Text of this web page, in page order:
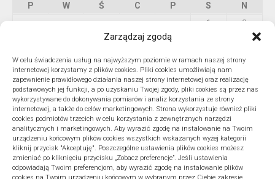
Zarządzaj zgodą
W celu świadczenia usług na najwyższym poziomie w ramach naszej strony
internetowej korzystamy z plików cookies. Pliki cookies umożliwiają nam
zapewnienie prawidłowego działania naszej strony internetowej oraz realizację
podstawowych jej funkcji, a po uzyskaniu Twojej zgody, pliki cookies są przez nas
wykorzystywane do dokonywania pomiarów i analiz korzystania ze strony
internetowej, a także do celów marketingowych. Strona wykorzystuje również pliki
cookies podmiotów trzecich w celu korzystania z zewnętrznych narzędzi
analitycznych i marketingowych. Aby wyrazić zgodę na instalowanie na Twoim
urządzeniu końcowym plików cookies wszystkich wskazanych wyżej kategorii
kliknij przycisk "Akceptuję". Poszczególne ustawienia plików cookies możesz
zmieniać po kliknięciu przycisku „Zobacz preferencje”. Jeśli ustawienia
odpowiadają Twoim preferencjom, aby wyrazić zgodę na instalowanie plików
P
W Ś C P S
N
1
2
6 7
10
11 12 13 14 15
16
17
18 19 20 21 22
23
24
25 26 27 28 29
30
31
« lip
ARCHIWA